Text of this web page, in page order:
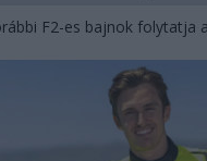
F2-es bajnok folytatja